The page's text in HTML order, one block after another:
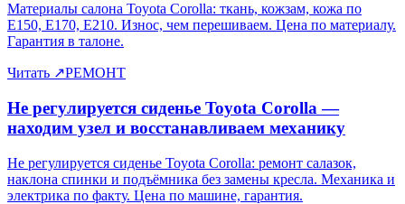
Материалы салона Toyota Corolla: ткань, кожзам, кожа по
E150, E170, E210. Износ, чем перешиваем. Цена по материалу.
Гарантия в талоне.
Читать ↗РЕМОНТ
Не регулируется сиденье Toyota Corolla —
находим узел и восстанавливаем механику
Не регулируется сиденье Toyota Corolla: ремонт салазок,
наклона спинки и подъёмника без замены кресла. Механика и
электрика по факту. Цена по машине, гарантия.